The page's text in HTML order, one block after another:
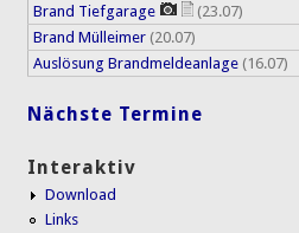
Brand Tiefgarage
(23.07)
Brand Mülleimer (20.07)
Auslösung Brandmeldeanlage (16.07)
Nächste Termine
Interaktiv
Download
Links